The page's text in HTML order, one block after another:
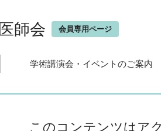
師会 会員専用ページ
学術講演会・イベントのご案内
このコンテンツはア